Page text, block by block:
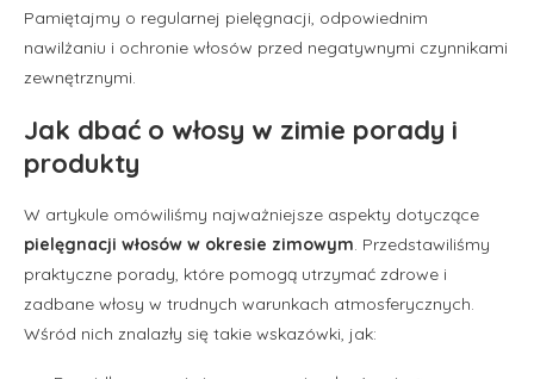
Pamiętajmy o regularnej pielęgnacji, odpowiednim
nawilżaniu i ochronie włosów przed negatywnymi czynnikami
zewnętrznymi.
Jak dbać o włosy w zimie porady i
produkty
W artykule omówiliśmy najważniejsze aspekty dotyczące
pielęgnacji włosów w okresie zimowym. Przedstawiliśmy
praktyczne porady, które pomogą utrzymać zdrowe i
zadbane włosy w trudnych warunkach atmosferycznych.
Wśród nich znalazły się takie wskazówki, jak: